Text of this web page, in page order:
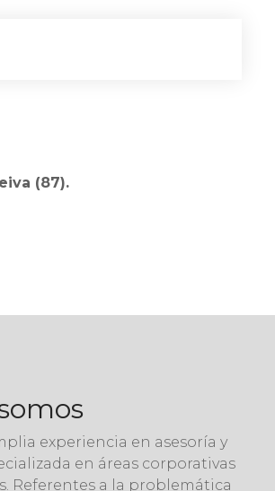
(87).
experiencia en asesoría y
en áreas corporativas
Referentes a la problemática